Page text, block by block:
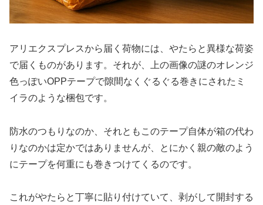
アリエクスプレスから届く荷物には、やたらと異様な荷姿
で届くものがあります。それが、上の画像の謎のオレンジ
色っぽいOPPテープで隙間なくぐるぐる巻きにされたミ
イラのような梱包です。
防水のつもりなのか、それともこのテープ自体が箱の代わ
りなのかは定かではありませんが、とにかく親の敵のよう
にテープを何重にも巻きつけてくるのです。
これがやたらと丁寧に貼り付けていて、剥がして開封する